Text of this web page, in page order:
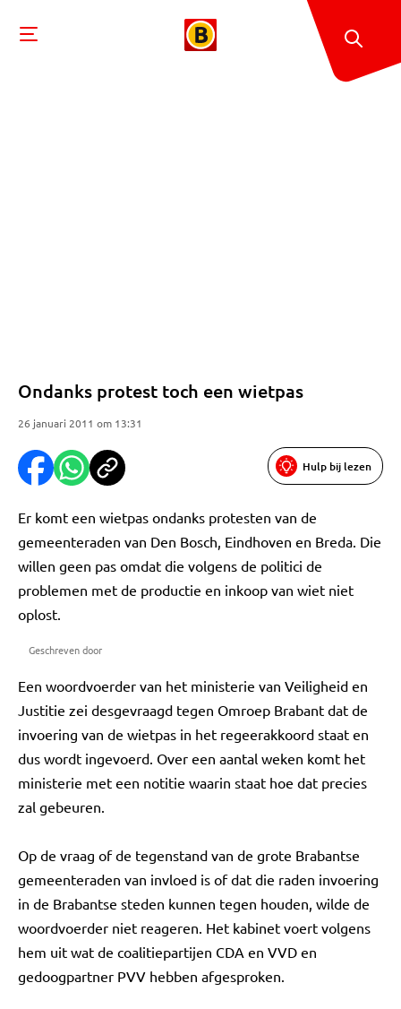
Ondanks protest toch een wietpas
26 januari 2011 om 13:31
Hulp bij lezen
Er komt een wietpas ondanks protesten van de
gemeenteraden van Den Bosch, Eindhoven en Breda. Die
willen geen pas omdat die volgens de politici de
problemen met de productie en inkoop van wiet niet
oplost.
Geschreven door
Een woordvoerder van het ministerie van Veiligheid en
Justitie zei desgevraagd tegen Omroep Brabant dat de
invoering van de wietpas in het regeerakkoord staat en
dus wordt ingevoerd. Over een aantal weken komt het
ministerie met een notitie waarin staat hoe dat precies
zal gebeuren.
Op de vraag of de tegenstand van de grote Brabantse
gemeenteraden van invloed is of dat die raden invoering
in de Brabantse steden kunnen tegen houden, wilde de
woordvoerder niet reageren. Het kabinet voert volgens
hem uit wat de coalitiepartijen CDA en VVD en
gedoogpartner PVV hebben afgesproken.